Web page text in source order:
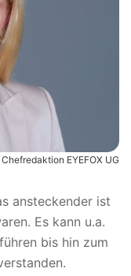
EYEFOX UG
ansteckender ist
Es kann u.a.
bis hin zum